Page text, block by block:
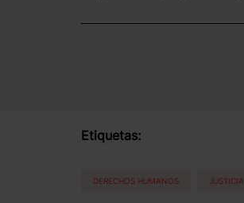
Etiquetas:
DERECHOS HUMANOS JUSTICIA